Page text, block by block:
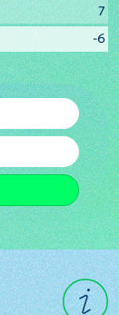
7
-6